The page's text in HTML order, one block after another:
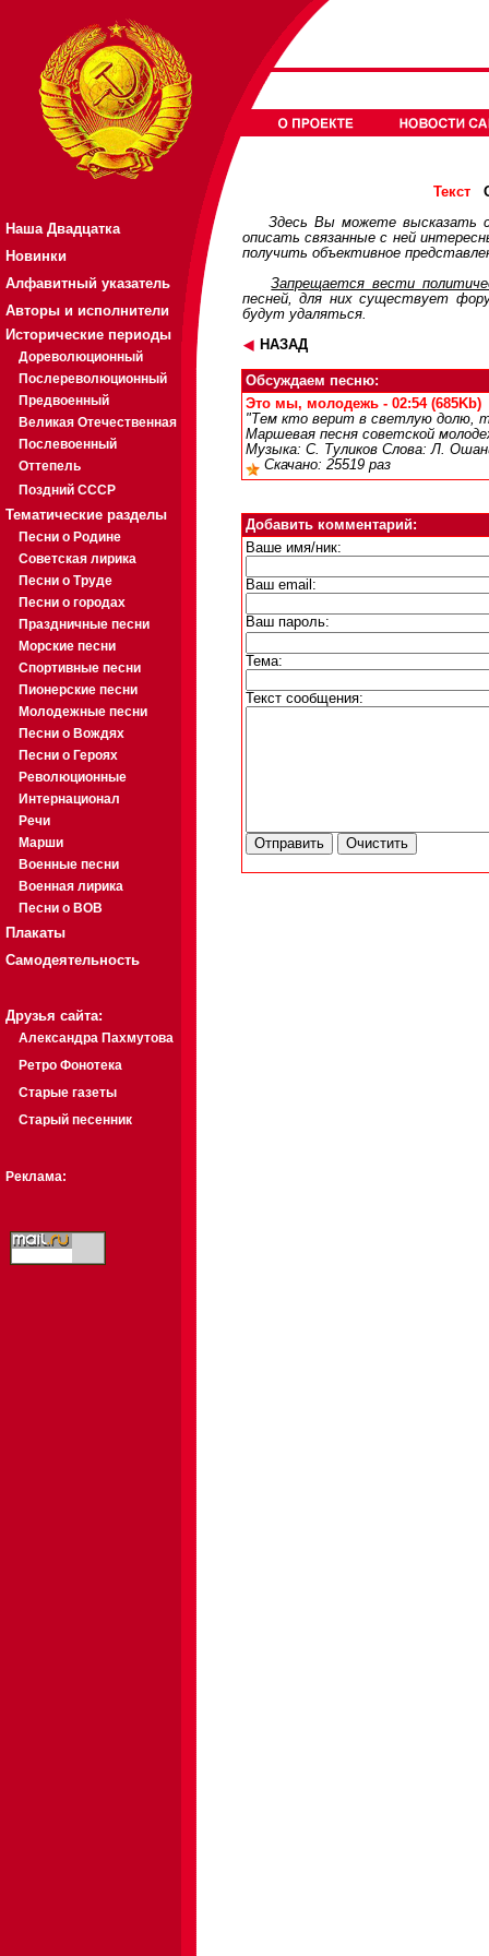
Наша Двадцатка
Новинки
Алфавитный указатель
Авторы и исполнители
Исторические периоды
Дореволюционный
Послереволюционный
Предвоенный
Великая Отечественная
Послевоенный
Оттепель
Поздний СССР
Тематические разделы
Песни о Родине
Советская лирика
Песни о Труде
Песни о городах
Праздничные песни
Морские песни
Спортивные песни
Пионерские песни
Молодежные песни
Песни о Вождях
Песни о Героях
Революционные
Интернационал
Речи
Марши
Военные песни
Военная лирика
Песни о ВОВ
Плакаты
Самодеятельность
Друзья сайта:
Александра Пахмутова
Ретро Фонотека
Старые газеты
Старый песенник
Реклама:
Текст
Здесь Вы можете высказать
описать связанные с ней
получить объективное
Запрещается вести
песней, для них существует
будут удаляться.
НАЗАД
Обсуждаем песню:
Это мы, молодежь - 02:54 (685Kb)
"Тем кто верит в светлую долю,
Маршевая песня советской
Музыка: С. Туликов Слова: Л.
Скачано: 25519 раз
Добавить комментарий:
Ваше имя/ник:
Ваш email:
Ваш пароль:
Тема:
Текст сообщения: